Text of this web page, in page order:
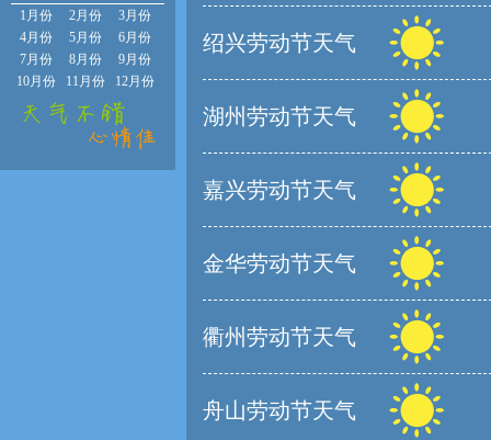
1月份 2月份
3月份
4月份
5月份
6月份
7月份
8月份
9月份
10月份
11月份 12月份
绍兴劳动节天气
湖州劳动节天气
嘉兴劳动节天气
金华劳动节天气
衢州劳动节天气
舟山劳动节天气